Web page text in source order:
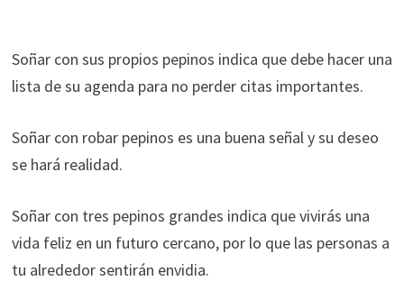
Soñar con sus propios pepinos indica que debe hacer una
lista de su agenda para no perder citas importantes.
Soñar con robar pepinos es una buena señal y su deseo
se hará realidad.
Soñar con tres pepinos grandes indica que vivirás una
vida feliz en un futuro cercano, por lo que las personas a
tu alrededor sentirán envidia.